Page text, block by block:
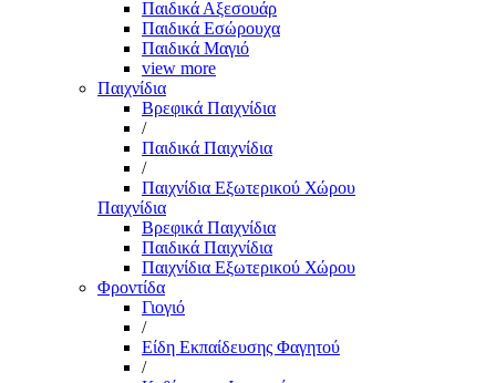
Παιδικά Αξεσουάρ
Παιδικά Εσώρουχα
Παιδικά Μαγιό
view more
Παιχνίδια
Βρεφικά Παιχνίδια
/
Παιδικά Παιχνίδια
/
Παιχνίδια Εξωτερικού Χώρου
Παιχνίδια
Βρεφικά Παιχνίδια
Παιδικά Παιχνίδια
Παιχνίδια Εξωτερικού Χώρου
Φροντίδα
Γιογιό
/
Είδη Εκπαίδευσης Φαγητού
/